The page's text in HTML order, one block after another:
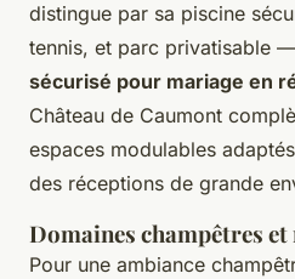
distingue par sa piscine
tennis, et parc privatisable
sécurisé pour mariage en
Château de Caumont
espaces modulables
des réceptions de grande
Domaines champêtres
Pour une ambiance